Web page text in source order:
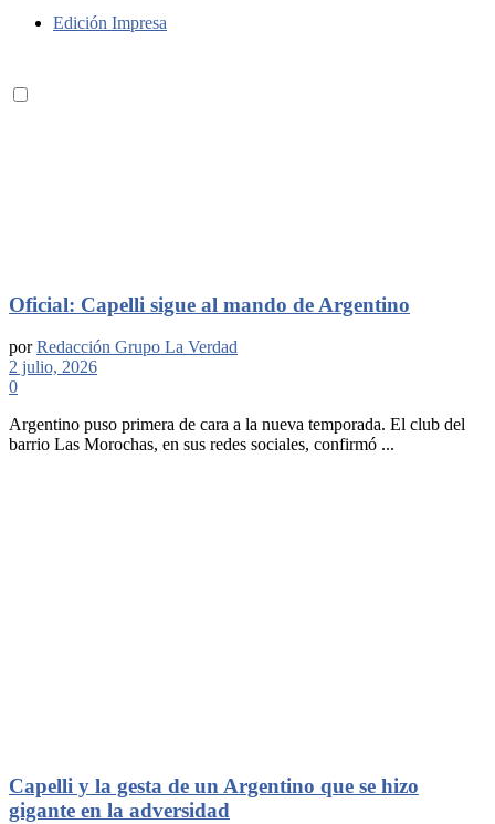
Edición Impresa
Oficial: Capelli sigue al mando de Argentino
por Redacción Grupo La Verdad
2 julio, 2026
0
Argentino puso primera de cara a la nueva temporada. El club del
barrio Las Morochas, en sus redes sociales, confirmó ...
Capelli y la gesta de un Argentino que se hizo
gigante en la adversidad